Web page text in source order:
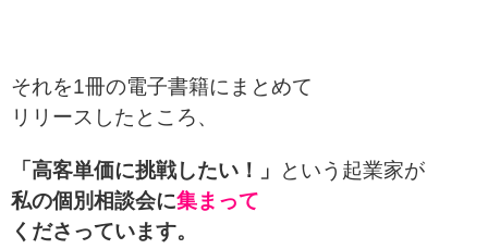
それを1冊の電子書籍にまとめて
リリースしたところ、
「高客単価に挑戦したい！」
という起業家が
私の個別相談会に集まって
くださっています。